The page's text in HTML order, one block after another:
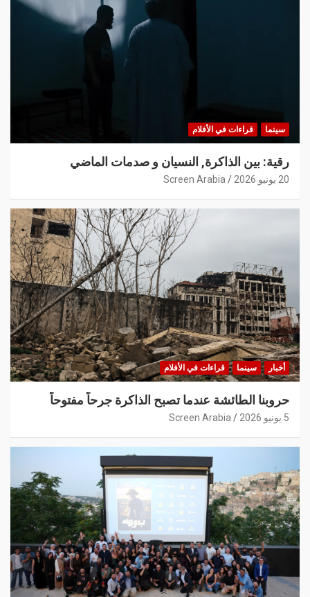
سينما قراءات في الأفلام
رقية: بين الذاكرة, النسيان و صدمات الماضي
20 يونيو 2026 Screen Arabia
أخبار سينما قراءات في الأفلام
حروبنا الطائشة عندما تصبح الذاكرة جرحاً مفتوحاً
5 يونيو 2026 Screen Arabia